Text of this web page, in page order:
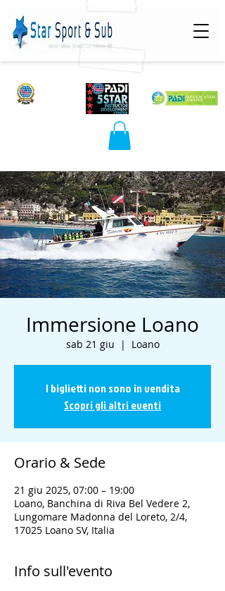
Immersione Loano
sab 21 giu
  |
Loano
I biglietti non sono in vendita
Scopri gli altri eventi
Orario & Sede
21 giu 2025, 07:00 – 19:00
Loano, Banchina di Riva Bel Vedere 2,
Lungomare Madonna del Loreto, 2/4,
17025 Loano SV, Italia
Info sull'evento